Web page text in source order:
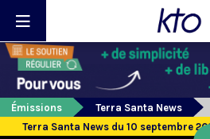
Émissions
Terra Santa News
Terra Santa News du 10 septembre